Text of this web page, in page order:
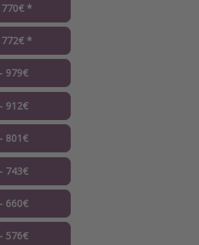
770€ *
772€ *
979€
912€
801€
743€
660€
576€